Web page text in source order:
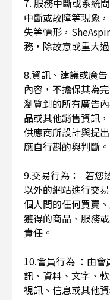
中斷或故障等現象
失等情形，
務，除故意或重大
8.資訊、建議或廣
內容，不擔保其為
瀏覽到的所有廣告
品或其他銷售資訊
供應商所設計與提
應自行斟酌與判斷。
9.交易行為： 若您
以外的網站進行交
個人間的任何買賣
獲得的商品、服務
責任。
10.會員行為 ：由
訊、資料、文字、
視訊、信息或其他